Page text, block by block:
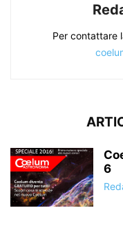
Per contattare
6